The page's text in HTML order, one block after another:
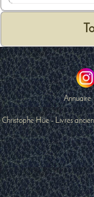
Annuaire
Christophe Hüe - Livres